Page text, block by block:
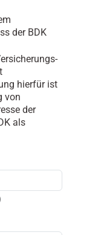
der BDK
hierfür ist
von
der
als